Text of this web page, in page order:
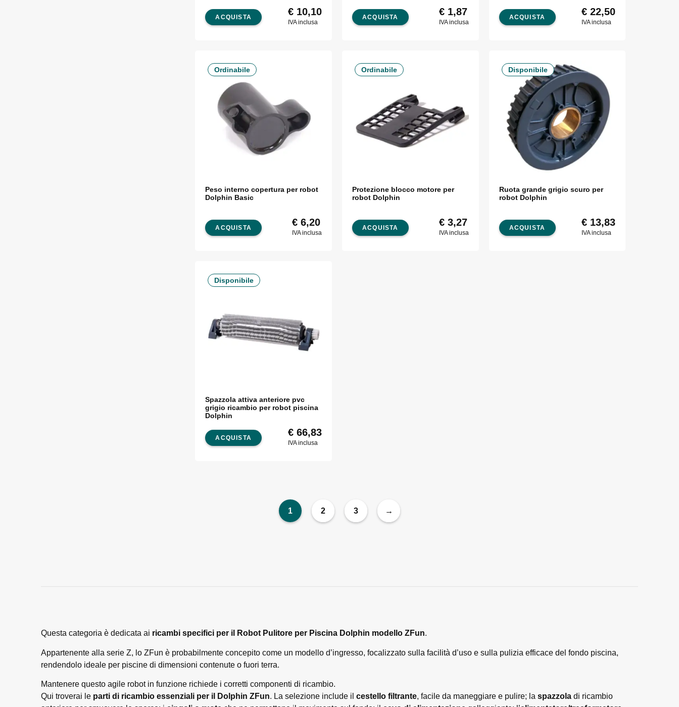
ACQUISTA €10,10
IVA inclusa
ACQUISTA €1,87
IVA inclusa
ACQUISTA € 22,50
IVA inclusa
Ordinabile
Peso interno copertura per robot
Dolphin Basic
ACQUISTA €6,20
IVA inclusa
Ordinabile
Protezione blocco motore per
robot Dolphin
ACQUISTA €3,27
IVA inclusa
Disponibile
Ruota grande grigio scuro per
robot Dolphin
ACQUISTA € 13,83
IVA inclusa
Disponibile
Spazzola attiva anteriore pvc
grigio ricambio per robot piscina
Dolphin
ACQUISTA €66,83
IVA inclusa
1 2 3 →
Questa categoria è dedicata ai ricambi specifici per il Robot Pulitore per Piscina Dolphin modello ZFun.
Appartenente alla serie Z, lo ZFun è probabilmente concepito come un modello d’ingresso, focalizzato sulla facilità d’uso e sulla pulizia efficace del fondo piscina,
rendendolo ideale per piscine di dimensioni contenute o fuori terra.
Mantenere questo agile robot in funzione richiede i corretti componenti di ricambio.
Qui troverai le parti di ricambio essenziali per il Dolphin ZFun. La selezione include il cestello filtrante, facile da maneggiare e pulire; la spazzoladi ricambio